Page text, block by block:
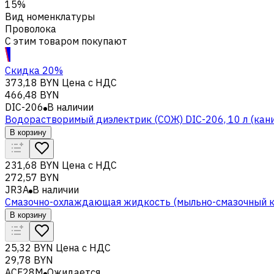
15%
Вид номенклатуры
Проволока
С этим товаром покупают
Скидка 20%
373,18 BYN Цена с НДС
466,48 BYN
DIC-206 В наличии
Водорастворимый диэлектрик (СОЖ) DIC-206, 10 л
В корзину
231,68 BYN Цена с НДС
272,57 BYN
JR3A В наличии
Смазочно-охлаждающая жидкость (мыльно-смазочный
В корзину
25,32 BYN Цена с НДС
29,78 BYN